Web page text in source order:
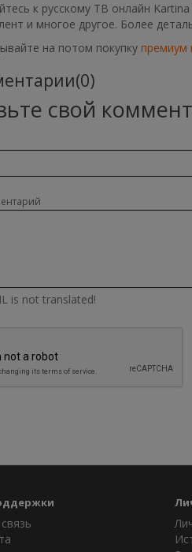
к русскому ТВ онлайн
и многое другое. Более
на потом покупку премиум
свой
is not translated!